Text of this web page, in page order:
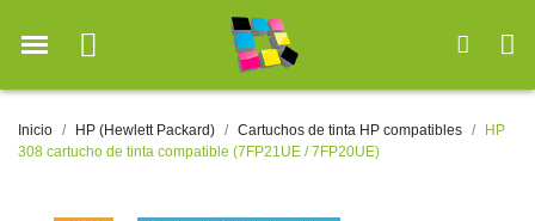
Inicio HP (Hewlett Packard) Cartuchos de tinta HP compatibles
HP
308 cartucho de tinta compatible (7FP21UE / 7FP20UE)